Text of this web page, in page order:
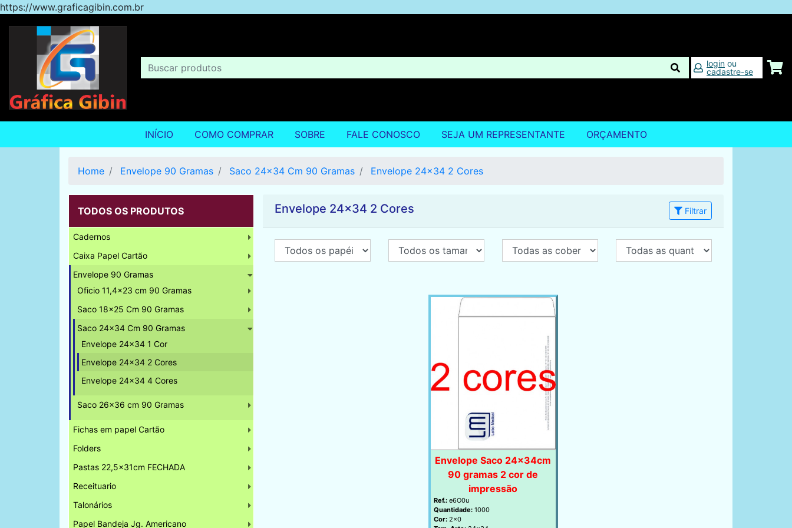
https://www.graficagibin.com.br
login ou
cadastre-se
INÍCIO COMO COMPRAR SOBRE FALE CONOSCO SEJA UM REPRESENTANTE ORÇAMENTO
Home Envelope 90 Gramas Saco 24x34 Cm 90 Gramas Envelope 24x34 2 Cores
TODOS OS PRODUTOS
Cadernos
Caixa Papel Cartão
Envelope 90 Gramas
Oficio 11,4x23 cm 90 Gramas
Saco 18x25 Cm 90 Gramas
Saco 24x34 Cm 90 Gramas
Envelope 24x34 1 Cor
Envelope 24x34 2 Cores
Envelope 24x34 4 Cores
Saco 26x36 cm 90 Gramas
Fichas em papel Cartão
Folders
Pastas 22,5x31cm FECHADA
Receituario
Talonários
Papel Bandeja Jg. Americano
Envelope 24x34 2 Cores Filtrar
Envelope Saco 24x34cm
90 gramas 2 cor de
impressão
Ref.:e6O0u
Quantidade: 1000
Cor: 2x0